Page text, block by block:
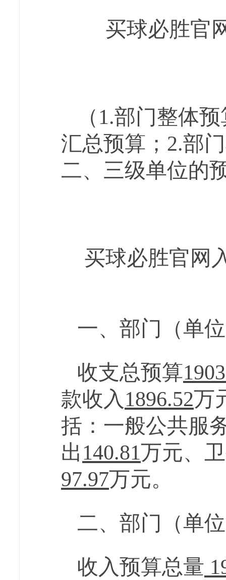
买球必胜官
（1.部门整体预
汇总预算 ； 2.部门
二、三级单位的
买球必胜官网
一、部门（单
收支总预算
款收入 1896.52万
括：一般公共服
出140.81万元、
97.97万元。
二、部门（单
收入预算总量